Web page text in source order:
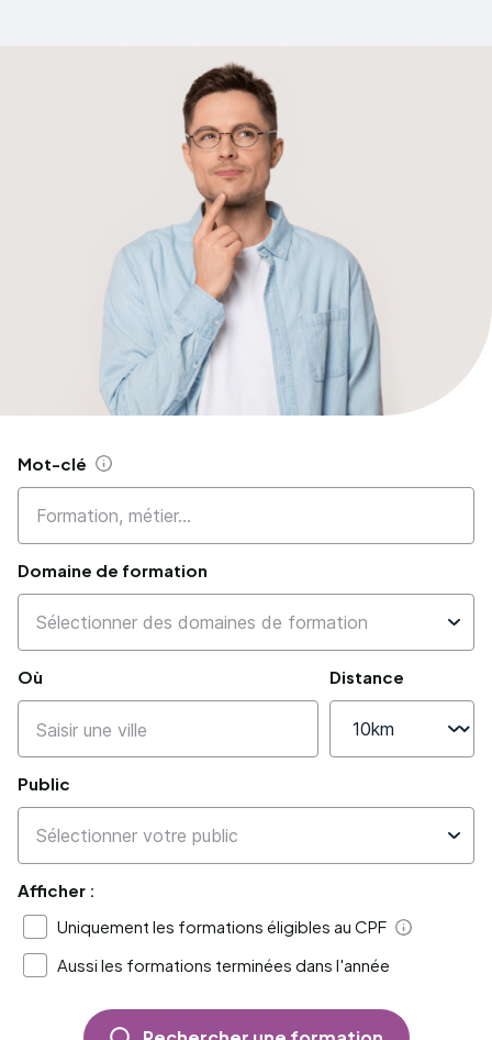
Mot-clé Aide
Domaine de formation
Où Distance
Public
Afficher :
Uniquement les formations éligibles au CPF
Aide
Aussi les formations terminées dans l'année